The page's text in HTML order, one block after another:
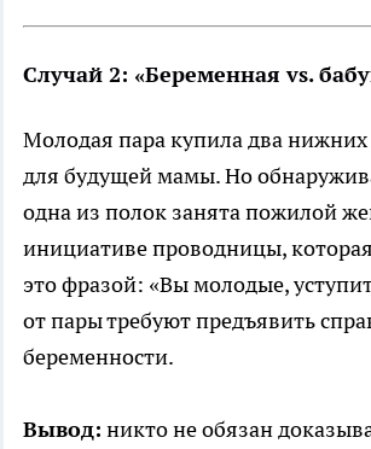
Случай 2: «Беременная vs.
Молодая пара купила два
для будущей мамы. Но
одна из полок занята пожилой
инициативе проводницы,
это фразой: «Вы молодые,
от пары требуют предъявить
беременности.
Вывод: никто не обязан